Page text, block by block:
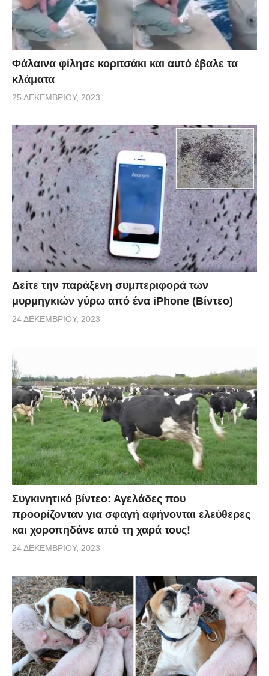
Φάλαινα φίλησε κοριτσάκι και αυτό έβαλε τα
κλάματα
25 ΔΕΚΕΜΒΡΊΟΥ, 2023
Δείτε την παράξενη συμπεριφορά των
μυρμηγκιών γύρω από ένα iPhone (Βίντεο)
24 ΔΕΚΕΜΒΡΊΟΥ, 2023
Συγκινητικό βίντεο: Αγελάδες που
προορίζονταν για σφαγή αφήνονται ελεύθερες
και χοροπηδάνε από τη χαρά τους!
24 ΔΕΚΕΜΒΡΊΟΥ, 2023